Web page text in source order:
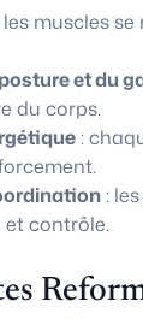
les muscles
et du
du corps.
:
:
et contrôle.